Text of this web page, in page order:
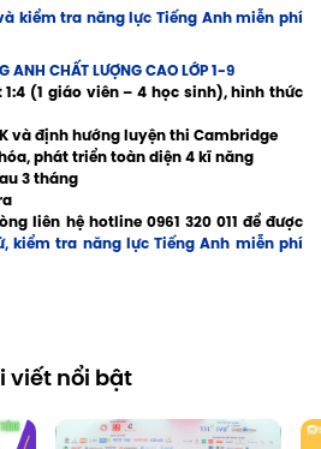
kiểm tra năng lực Tiếng Anh miễn phí
ANH CHẤT LƯỢNG CAO LỚP 1-9
(1 giáo viên – 4 học sinh), hình thức
và định hướng luyện thi Cambridge
phát triển toàn diện 4 kĩ năng
3 tháng
liên hệ hotline 0961 320 011 để được
kiểm tra năng lực Tiếng Anh miễn phí
viết nổi bật